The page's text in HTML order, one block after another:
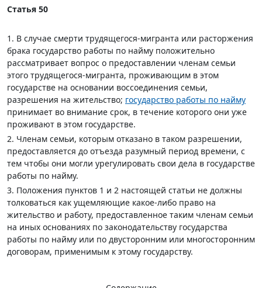
Статья 50
1. В случае смерти трудящегося-мигранта или расторжения
брака государство работы по найму положительно
рассматривает вопрос о предоставлении членам семьи
этого трудящегося-мигранта, проживающим в этом
государстве на основании воссоединения семьи,
разрешения на жительство; государство работы по найму
принимает во внимание срок, в течение которого они уже
проживают в этом государстве.
2. Членам семьи, которым отказано в таком разрешении,
предоставляется до отъезда разумный период времени, с
тем чтобы они могли урегулировать свои дела в государстве
работы по найму.
3. Положения пунктов 1 и 2 настоящей статьи не должны
толковаться как ущемляющие какое-либо право на
жительство и работу, предоставленное таким членам семьи
на иных основаниях по законодательству государства
работы по найму или по двусторонним или многосторонним
договорам, применимым к этому государству.